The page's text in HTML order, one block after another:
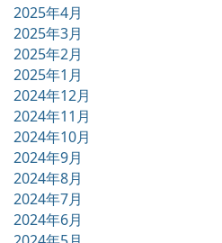
2025年4月
2025年3月
2025年2月
2025年1月
2024年12月
2024年11月
2024年10月
2024年9月
2024年8月
2024年7月
2024年6月